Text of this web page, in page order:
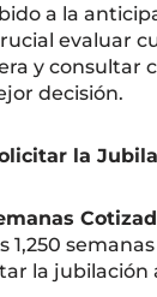
a la
evaluar
y consultar
decisión.
la
1,250
la jubilación